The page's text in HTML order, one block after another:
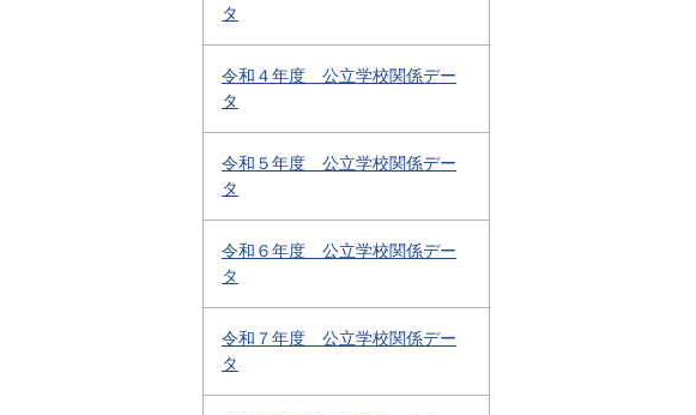
タ
令和４年度 公立学校関係デー
タ
令和５年度 公立学校関係デー
タ
令和６年度 公立学校関係デー
タ
令和７年度 公立学校関係デー
タ